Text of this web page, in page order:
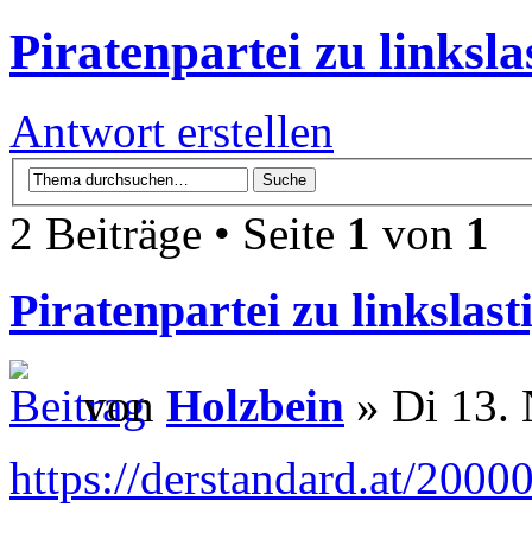
Piratenpartei zu
Antwort erstellen
2 Beiträge • Seite 1 von 1
Piratenpartei zu
von Holzbein » Di 13.
https://derstandard.at/